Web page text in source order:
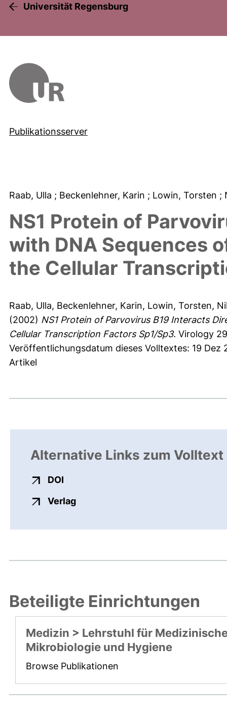
Universität Regensburg
Publikationsserver
Raab, Ulla ; Beckenlehner, Karin ; Lowin, Torsten ;
NS1 Protein of
with DNA Sequences
the Cellular
Raab, Ulla, Beckenlehner, Karin, Lowin, Torsten,
(2002) NS1 Protein of Parvovirus B19 Interacts
Cellular Transcription Factors Sp1/Sp3. Virology
Veröffentlichungsdatum dieses Volltextes: 19 Dez
Artikel
Alternative Links zum Volltext
DOI
Verlagexterner Link, öffnet neues
Beteiligte Einrichtungen
Medizin > Lehrstuhl für
Mikrobiologie und Hygiene
Browse Publikationen